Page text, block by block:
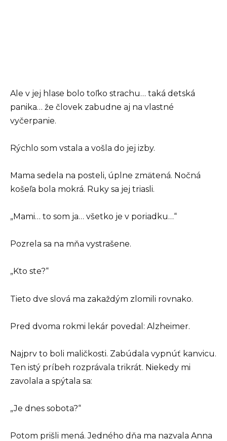
Ale v jej hlase bolo toľko strachu… taká detská
panika… že človek zabudne aj na vlastné
vyčerpanie.
Rýchlo som vstala a vošla do jej izby.
Mama sedela na posteli, úplne zmätená. Nočná
košeľa bola mokrá. Ruky sa jej triasli.
„Mami… to som ja… všetko je v poriadku…“
Pozrela sa na mňa vystrašene.
„Kto ste?“
Tieto dve slová ma zakaždým zlomili rovnako.
Pred dvoma rokmi lekár povedal: Alzheimer.
Najprv to boli maličkosti. Zabúdala vypnúť kanvicu.
Ten istý príbeh rozprávala trikrát. Niekedy mi
zavolala a spýtala sa:
„Je dnes sobota?“
Potom prišli mená. Jedného dňa ma nazvala Anna